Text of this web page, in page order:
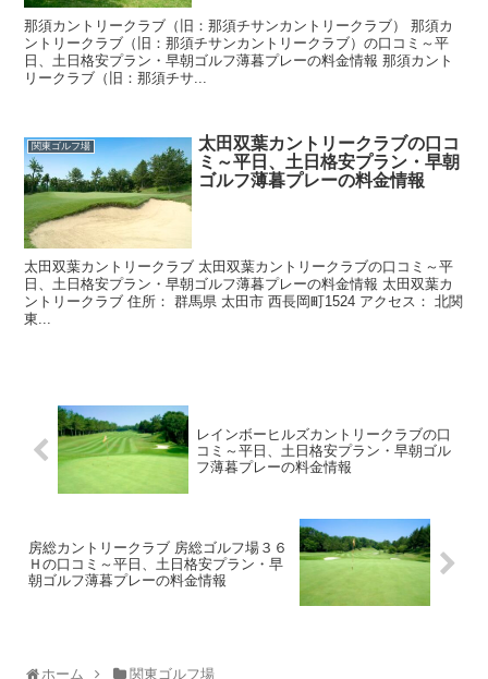
那須カントリークラブ（旧：那須チサンカントリークラブ） 那須カ
ントリークラブ（旧：那須チサンカントリークラブ）の口コミ～平
日、土日格安プラン・早朝ゴルフ薄暮プレーの料金情報 那須カント
リークラブ（旧：那須チサ...
関東ゴルフ場
太田双葉カントリークラブの口コ
ミ～平日、土日格安プラン・早朝
ゴルフ薄暮プレーの料金情報
太田双葉カントリークラブ 太田双葉カントリークラブの口コミ～平
日、土日格安プラン・早朝ゴルフ薄暮プレーの料金情報 太田双葉カ
ントリークラブ 住所： 群馬県 太田市 西長岡町1524 アクセス： 北関
東...
レインボーヒルズカントリークラブの口
コミ～平日、土日格安プラン・早朝ゴル
フ薄暮プレーの料金情報
房総カントリークラブ 房総ゴルフ場３６
Ｈの口コミ～平日、土日格安プラン・早
朝ゴルフ薄暮プレーの料金情報
ホーム 関東ゴルフ場